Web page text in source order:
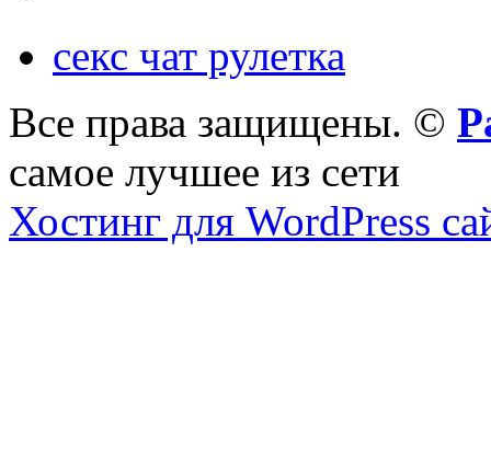
секс чат рулетка
Все права защищены. ©
самое лучшее из сети
Хостинг для WordPress